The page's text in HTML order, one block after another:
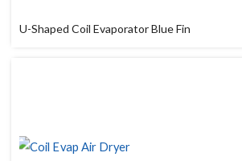
U-Shaped Coil Evaporator Blue Fin